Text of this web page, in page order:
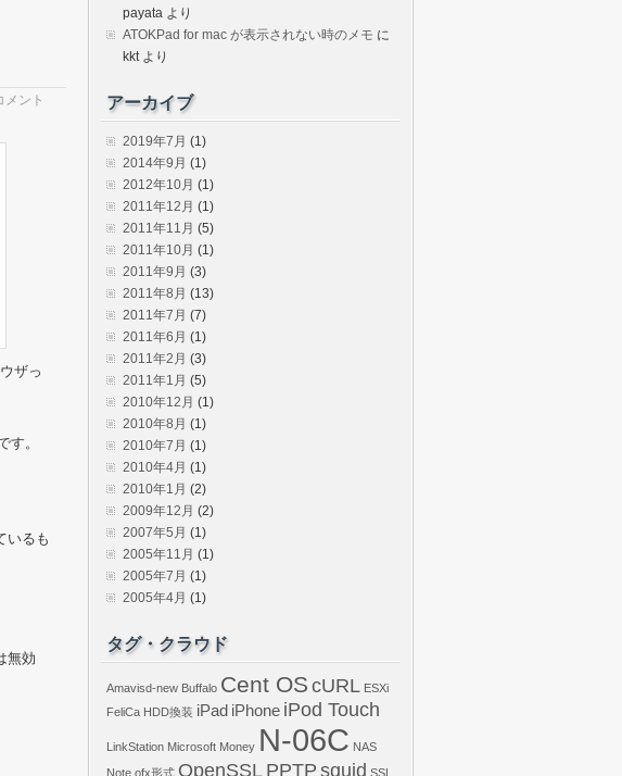
メント
ザっ
す。
いるも
無効
payata より
ATOKPad for mac が表示されない時のメモ に
kktより
アーカイブ
2019年7月 (1)
2014年9月 (1)
2012年10月 (1)
2011年12月 (1)
2011年11月 (5)
2011年10月 (1)
2011年9月 (3)
2011年8月 (13)
2011年7月 (7)
2011年6月 (1)
2011年2月 (3)
2011年1月 (5)
2010年12月 (1)
2010年8月 (1)
2010年7月 (1)
2010年4月 (1)
2010年1月 (2)
2009年12月 (2)
2007年5月 (1)
2005年11月 (1)
2005年7月 (1)
2005年4月 (1)
タグ・クラウド
Amavisd-new Buffalo Cent OScURL ESXi
FeliCa HDD換装 iPad iPhone iPod Touch
LinkStation Microsoft Money N-06C NAS
Note ofx形式 OpenSSLPPTPsquid SSL